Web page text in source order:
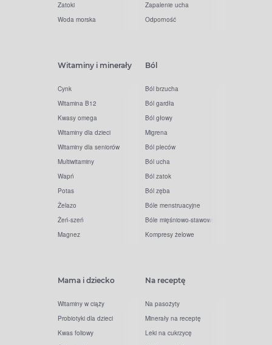
Zatoki
Woda morska
Zapalenie ucha
Odporność
Witaminy i minerały
Cynk
Witamina B12
Kwasy omega
Witaminy dla dzieci
Witaminy dla seniorów
Multiwitaminy
Wapń
Potas
Żelazo
Żeń-szeń
Magnez
Ból
Ból brzucha
Ból gardła
Ból głowy
Migrena
Ból pleców
Ból ucha
Ból zatok
Ból zęba
Bóle menstruacyjne
Bóle mięśniowo-stawowe
Kompresy żelowe
Mama i dziecko
Witaminy w ciąży
Probiotyki dla dzieci
Kwas foliowy
Na receptę
Na pasożyty
Minerały na receptę
Leki na cukrzycę